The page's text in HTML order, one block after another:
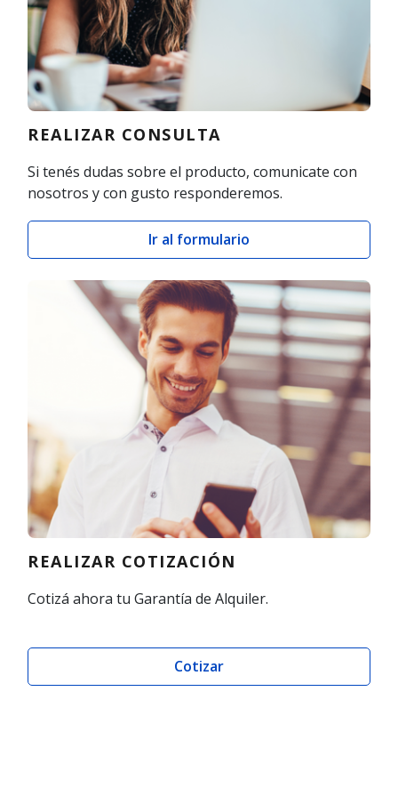
REALIZAR CONSULTA
Si tenés dudas sobre el producto, comunicate con
nosotros y con gusto responderemos.
Ir al formulario
REALIZAR COTIZACIÓN
Cotizá ahora tu Garantía de Alquiler.
Cotizar